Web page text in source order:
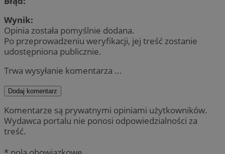
Wynik:
Opinia została pomyślnie dodana.
Po przeprowadzeniu weryfikacji, jej treść zostanie
udostępniona publicznie.
Trwa wysyłanie komentarza ...
Dodaj komentarz
Komentarze są prywatnymi opiniami użytkowników.
Wydawca portalu nie ponosi odpowiedzialności za
treść.